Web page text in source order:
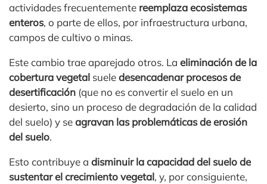
actividades frecuentemente reemplaza ecosistemas
enteros, o parte de ellos, por infraestructura urbana,
campos de cultivo o minas.
Este cambio trae aparejado otros. La eliminación de la
cobertura vegetal sueledesencadenar procesos de
desertificación (que no es convertir el suelo en un
desierto, sino un proceso de degradación de la calidad
del suelo) y seagravan las problemáticas de erosión
del suelo.
Esto contribuye a disminuir la capacidad del suelo de
sustentar el crecimiento vegetal, y, por consiguiente,